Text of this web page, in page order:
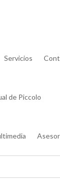
Servicios
de Piccolo